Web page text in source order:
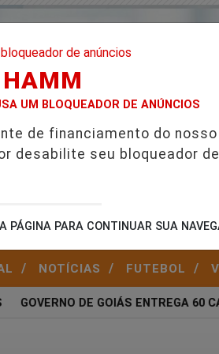
/ NOTÍCIAS / FUTEBOL /
GOVERNO DE GOIÁS ENTREGA 60
HAMM
UM BLOQUEADOR DE ANÚNCIOS
de financiamento do
desabilite seu bloqueador
PÁGINA PARA CONTINUAR SUA